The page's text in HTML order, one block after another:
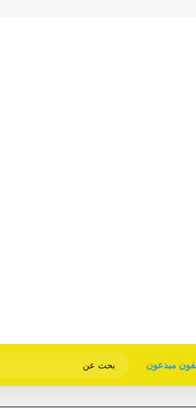
مبدعون